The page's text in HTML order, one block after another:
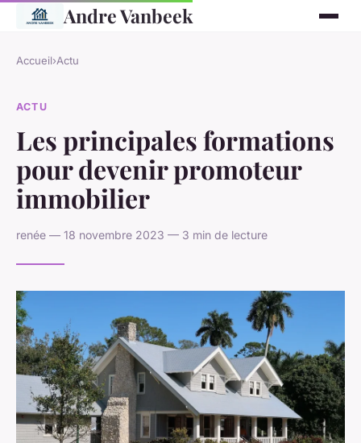
Andre Vanbeek
Accueil›Actu
ACTU
Les principales formations
pour devenir promoteur
immobilier
renée — 18 novembre 2023 — 3 min de lecture